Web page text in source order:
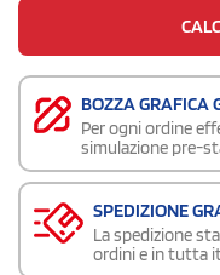
BOZZA GRAFICA
Per ogni ordine
simulazione pre-
SPEDIZIONE
La spedizione
ordini e in tutta